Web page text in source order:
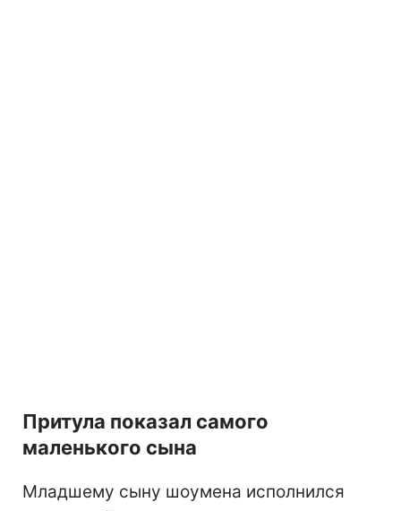
Притула показал самого
маленького сына
Младшему сыну шоумена исполнился